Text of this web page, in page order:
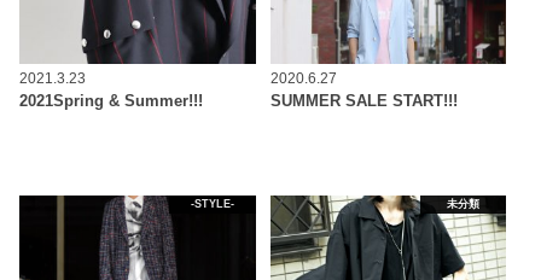
2021.3.23
2021Spring & Summer!!!
2020.6.27
SUMMER SALE START!!!
-STYLE- 未分類